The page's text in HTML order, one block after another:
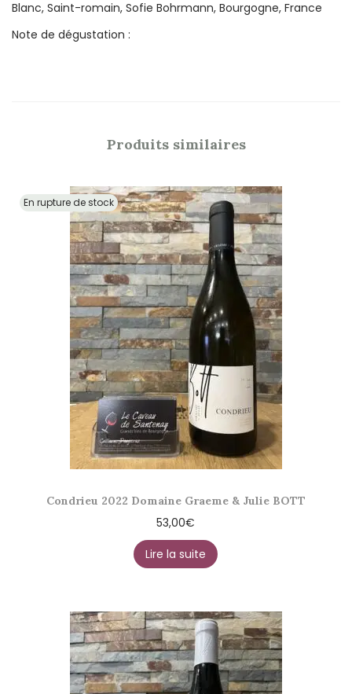
Blanc, Saint-romain, Sofie Bohrmann, Bourgogne, France
Note de dégustation :
Produits similaires
En rupture de stock
Condrieu 2022 Domaine Graeme & Julie BOTT
53,00€
Lire la suite